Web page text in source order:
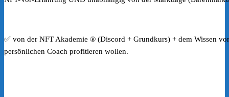
✅ von der NFT Akademie ® (Discord + Grundkurs) + dem Wissen
persönlichen Coach profitieren wollen.